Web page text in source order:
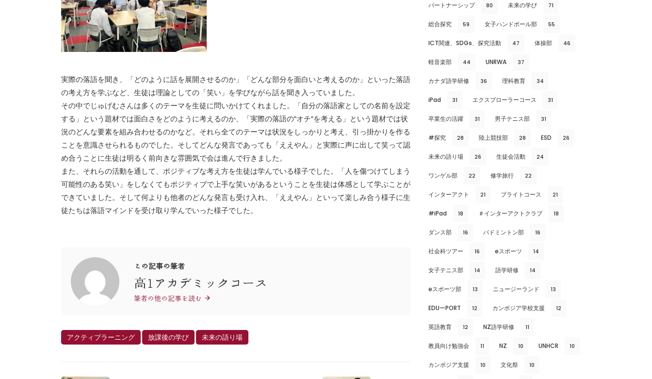
実際の落語を聞き、「どのように話を展開させるのか」「どんな部分を面白いと考えるのか」といった落語
の考え方を学ぶなど、生徒は理論としての「笑い」を学びながら話を聞き入っていました。
その中でじゅげむさんは多くのテーマを生徒に問いかけてくれました。「自分の落語家としての名前を設定
する」という題材では面白さをどのように考えるのか、「実際の落語の“オチ“を考える」という題材では状
況のどんな要素を組み合わせるのかなど。それら全てのテーマは状況をしっかりと考え、引っ掛かりを作る
ことを意識させられるものでした。そしてどんな発言であっても「ええやん」と実際に声に出して笑って認
め合うことに生徒は明るく前向きな雰囲気で会は進んで行きました。
また、それらの活動を通して、ポジティブな考え方を生徒は学んでいる様子でした。「人を傷つけてしまう
可能性のある笑い」をしなくてもポジティブで上手な笑いがあるということを生徒は体感として学ぶことが
できていました。そして何よりも他者のどんな発言も受け入れ、「ええやん」といって楽しみ合う様子に生
徒たちは落語マインドを受け取り学んでいった様子でした。
この記事の筆者
高1アカデミックコース
筆者の他の記事を読む
アクティブラーニング 放課後の学び 未来の語り場
パートナーシップ 80 未来の学び 71
総合探究 59 女子ハンドボール部 55
ICT関連、SDGs、探究活動 47 体操部 46
軽音楽部 44 UNRWA 37
カナダ語学研修 36 理科教育 34
iPad 31 エクスプローラーコース 31
卒業生の活躍 31 男子テニス部 31
#探究 28 陸上競技部 28 ESD 26
未来の語り場 26 生徒会活動 24
ワンゲル部 22 修学旅行 22
インターアクト 21 ブライトコース 21
#iPad 18 ＃インターアクトクラブ 18
ダンス部 16 バドミントン部 16
社会科ツアー 16 eスポーツ 14
女子テニス部 14 語学研修 14
eスポーツ部 13 ニュージーランド 13
EDUーPORT 12 カンボジア学校支援 12
英語教育 12 NZ語学研修 11
教員向け勉強会 11 NZ 10 UNHCR 10
カンボジア支援 10 文化祭 10